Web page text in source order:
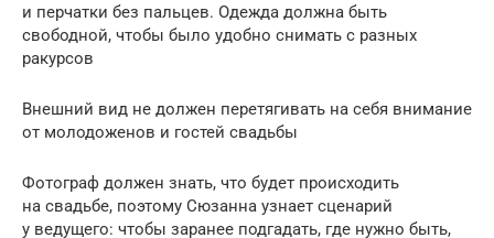
и перчатки без пальцев. Одежда должна быть
свободной, чтобы было удобно снимать с разных
ракурсов
Внешний вид не должен перетягивать на себя внимание
от молодоженов и гостей свадьбы
Фотограф должен знать, что будет происходить
на свадьбе, поэтому Сюзанна узнает сценарий
у ведущего: чтобы заранее подгадать, где нужно быть,